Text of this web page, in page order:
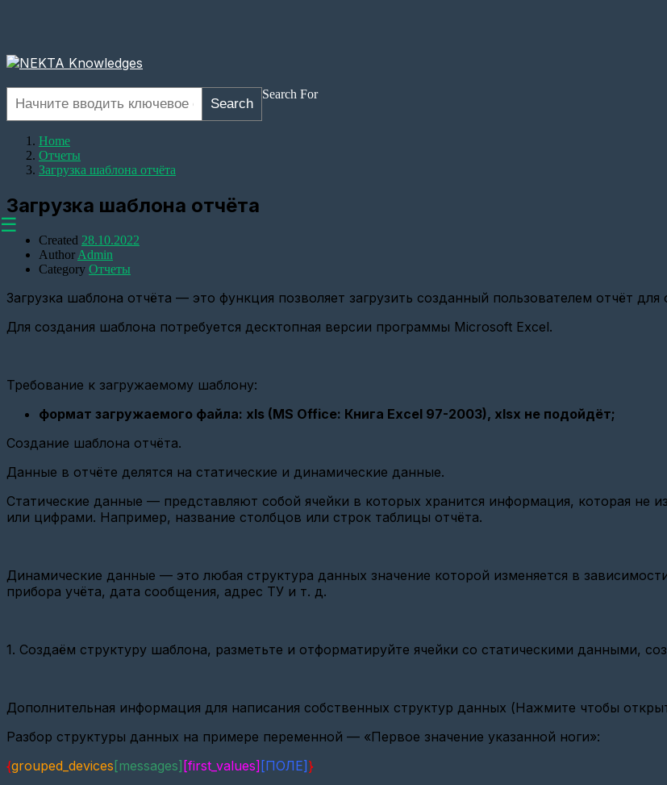
Оборудование
Настройка
и
485)
Настройка
станции
Вега
(Веб-
интерфейс)
по
CSD
и
базовой
Вега
на
☰
Search For
Search
Home
Отчеты
Загрузка шаблона отчёта
Загрузка шаблона отчёта
Created 28.10.2022
Author Admin
Category Отчеты
Загрузка шаблона отчёта — это функция позволяет загрузить созданный пользователем отчёт
Для создания шаблона потребуется десктопная версии программы Microsoft Excel.
Требование к загружаемому шаблону:
формат загружаемого файла: xls (MS Office: Книга Excel 97-2003), xlsx не подойдёт;
Создание шаблона отчёта.
Данные в отчёте делятся на статические и динамические данные.
Статические данные — представляют собой ячейки в которых хранится информация, которая не
или цифрами. Например, название столбцов или строк таблицы отчёта.
Динамические данные — это любая структура данных значение которой изменяется в
прибора учёта, дата сообщения, адрес ТУ и т. д.
1. Создаём структуру шаблона, разметьте и отформатируйте ячейки со статическими данными,
Дополнительная информация для написания собственных структур данных (Нажмите чтобы
Разбор структуры данных на примере переменной — «Первое значение указанной ноги»:
{grouped_devices[messages][first_values][ПОЛЕ]}